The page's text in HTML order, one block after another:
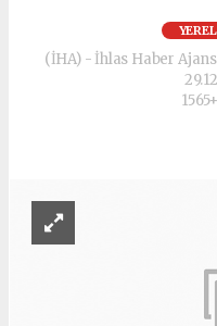
(İHA) - İhlas Haber